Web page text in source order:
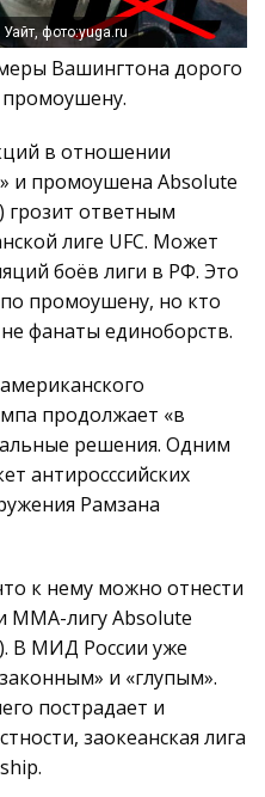
фото:yuga.ru
Вашингтона дорого
промоушену.
в отношении
и промоушена Absolute
грозит ответным
лиге UFC. Может
боёв лиги в РФ. Это
промоушену, но кто
фанаты единоборств.
продолжает «в
решения. Одним
антиросссийских
Рамзана
к нему можно отнести
MMA-лигу Absolute
В МИД России уже
и «глупым».
пострадает и
заокеанская лига